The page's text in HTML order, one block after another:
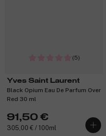
(5)
Yves Saint Laurent
Black Opium Eau De Parfum Over
Red 30 ml
91,50 €
305,00 € / 100ml